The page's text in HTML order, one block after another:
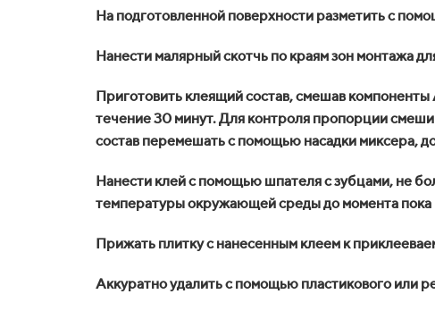
На подготовленной поверхности разметить с
Нанести малярный скотчь по краям зон монтажа
Приготовить клеящий состав, смешав компоненты
течение 30 минут. Для контроля пропорции
состав перемешать с помощью насадки миксера,
Нанести клей с помощью шпателя с зубцами, не
температуры окружающей среды до момента пока
Прижать плитку с нанесенным клеем к
Аккуратно удалить с помощью пластикового или